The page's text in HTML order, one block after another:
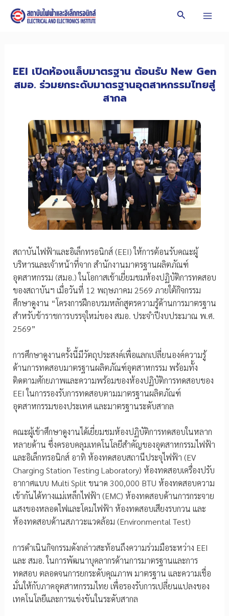
Search
EEI เปิดห้องแล็บมาตรฐาน ต้อนรับ New Gen
สมอ. ร่วมยกระดับมาตรฐานอุตสาหกรรมไทยสู่
สากล
สถาบันไฟฟ้าและอิเล็กทรอนิกส์ (EEI) ให้การต้อนรับคณะผู้
บริหารและเจ้าหน้าที่จาก สำนักงานมาตรฐานผลิตภัณฑ์
อุตสาหกรรม (สมอ.) ในโอกาสเข้าเยี่ยมชมห้องปฏิบัติการทดสอบ
ของสถาบันฯ เมื่อวันที่ 12 พฤษภาคม 2569 ภายใต้กิจกรรม
ศึกษาดูงาน “โครงการฝึกอบรมหลักสูตรความรู้ด้านการมาตรฐาน
สำหรับข้าราชการบรรจุใหม่ของ สมอ. ประจำปีงบประมาณ พ.ศ.
2569”
การศึกษาดูงานครั้งนี้มีวัตถุประสงค์เพื่อแลกเปลี่ยนองค์ความรู้
ด้านการทดสอบมาตรฐานผลิตภัณฑ์อุตสาหกรรม พร้อมทั้ง
ติดตามศักยภาพและความพร้อมของห้องปฏิบัติการทดสอบของ
EEI ในการรองรับการทดสอบตามมาตรฐานผลิตภัณฑ์
อุตสาหกรรมของประเทศ และมาตรฐานระดับสากล
คณะผู้เข้าศึกษาดูงานได้เยี่ยมชมห้องปฏิบัติการทดสอบในหลาก
หลายด้าน ซึ่งครอบคลุมเทคโนโลยีสำคัญของอุตสาหกรรมไฟฟ้า
และอิเล็กทรอนิกส์ อาทิ ห้องทดสอบสถานีประจุไฟฟ้า (EV
Charging Station Testing Laboratory) ห้องทดสอบเครื่องปรับ
อากาศแบบ Multi Split ขนาด 300,000 BTU ห้องทดสอบความ
เข้ากันได้ทางแม่เหล็กไฟฟ้า (EMC) ห้องทดสอบด้านการกระจาย
แสงของหลอดไฟและโคมไฟฟ้า ห้องทดสอบเสียงรบกวน และ
ห้องทดสอบด้านสภาวะแวดล้อม (Environmental Test)
การดำเนินกิจกรรมดังกล่าวสะท้อนถึงความร่วมมือระหว่าง EEI
และ สมอ. ในการพัฒนาบุคลากรด้านการมาตรฐานและการ
ทดสอบ ตลอดจนการยกระดับคุณภาพ มาตรฐาน และความเชื่อ
มั่นให้กับภาคอุตสาหกรรมไทย เพื่อรองรับการเปลี่ยนแปลงของ
เทคโนโลยีและการแข่งขันในระดับสากล